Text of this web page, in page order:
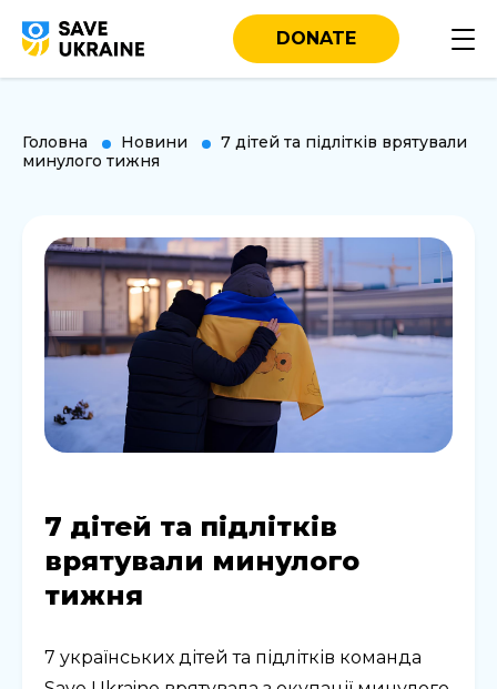
DONATE
Головна Новини
7 дітей та підлітків врятували
минулого тижня
7 дітей та підлітків
врятували минулого
тижня
7 українських дітей та підлітків команда